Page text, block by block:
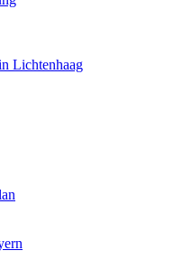
Lichtenhaag